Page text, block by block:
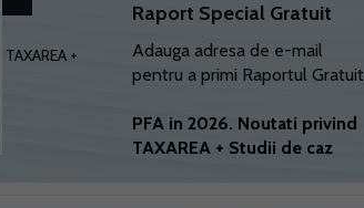
Raport Special Gratuit
Adauga adresa de e-mail
pentru a primi Raportul Gratuit
PFA in 2026. Noutati privind
TAXAREA + Studii de caz